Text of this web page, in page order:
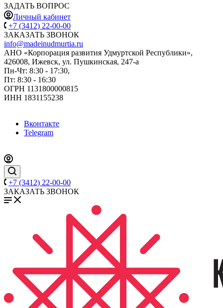
ЗАДАТЬ ВОПРОС
Личный кабинет
+7 (3412) 22-00-00
ЗАКАЗАТЬ ЗВОНОК
info@madeinudmurtia.ru
АНО «Корпорация развития Удмуртской Республики»,
426008, Ижевск, ул. Пушкинская, 247-а
Пн-Чт: 8:30 - 17:30,
Пт: 8:30 - 16:30
ОГРН 1131800000815
ИНН 1831155238
Вконтакте
Telegram
+7 (3412) 22-00-00
ЗАКАЗАТЬ ЗВОНОК